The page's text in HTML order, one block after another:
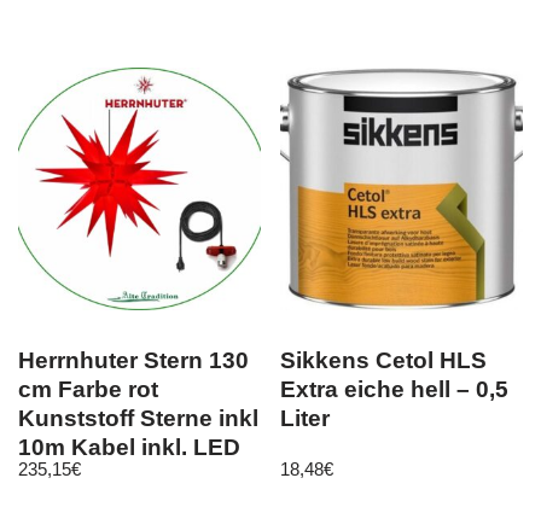
Herrnhuter Stern 130
cm Farbe rot
Kunststoff Sterne inkl
10m Kabel inkl. LED
235,15€
Sikkens Cetol HLS
Extra eiche hell – 0,5
Liter
18,48€